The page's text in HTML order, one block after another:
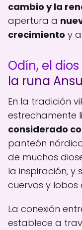
cambio y la
apertura a
crecimiento y
Odín, el
la runa
En la tradición
estrechamente
considerado
panteón
de muchos
la inspiración, y
cuervos y lobos
La conexión
establece a